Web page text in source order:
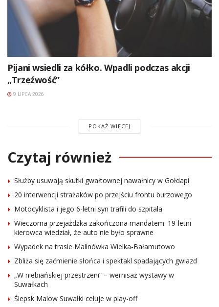
Pijani wsiedli za kółko. Wpadli podczas akcji
„Trzeźwość”
9 LIPCA 2026
POKAŻ WIĘCEJ
Czytaj również
Służby usuwają skutki gwałtownej nawałnicy w Gołdapi
20 interwencji strażaków po przejściu frontu burzowego
Motocyklista i jego 6-letni syn trafili do szpitala
Wieczorna przejażdżka zakończona mandatem. 19-letni
kierowca wiedział, że auto nie było sprawne
Wypadek na trasie Malinówka Wielka-Bałamutowo
Zbliża się zaćmienie słońca i spektakl spadających gwiazd
„W niebiańskiej przestrzeni” – wernisaż wystawy w
Suwałkach
Ślepsk Malow Suwałki celuje w play-off